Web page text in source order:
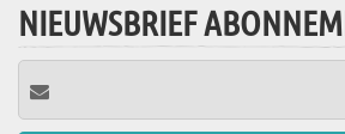
NIEUWSBRIEF